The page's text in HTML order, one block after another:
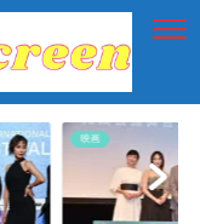
映画